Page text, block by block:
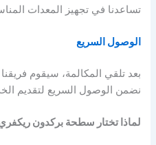
تساعدنا في تجهيز المعدات
الوصول السريع
بعد تلقي المكالمة، سيقوم
نضمن الوصول السريع لتقديم
لماذا تختار سطحة بركدون